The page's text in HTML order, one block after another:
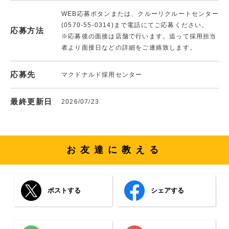
応募方法
WEB応募ボタンまたは、クルーリクルートセンター
(0570-55-0314)まで電話にてご応募ください。
※応募後の面接は店舗で行います。追って採用担当
者より面接日などの詳細をご連絡致します。
応募先 マクドナルド採用センター
最終更新日 2026/07/23
お友達に教える
ポストする シェアする